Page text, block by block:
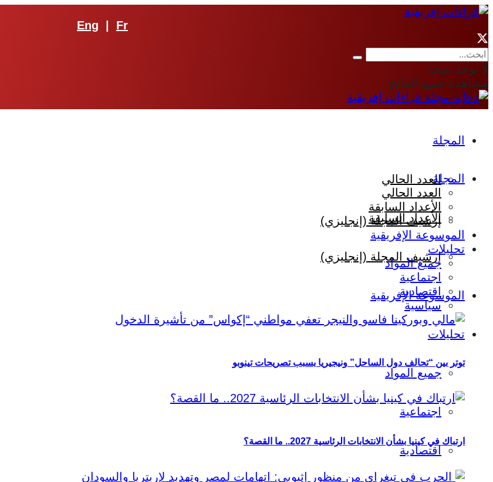
Eng Fr
لا توجد نتيجة
مشاهدة جميع النتائج
المجلة
العدد الحالي
الأعداد السابقة
إرشيف المجلة (إنجليزي)
الموسوعة الإفريقية
تحليلات
جميع المواد
اجتماعية
اقتصادية
المجلة
العدد الحالي
الأعداد السابقة
إرشيف المجلة (إنجليزي)
الموسوعة الإفريقية
تحليلات
جميع المواد
اجتماعية
اقتصادية
سياسية
توتر بين “تحالف دول الساحل” ونيجيريا بسبب تصريحات تينوبو
ارتباك في كينيا بشأن الانتخابات الرئاسية 2027.. ما القصة؟